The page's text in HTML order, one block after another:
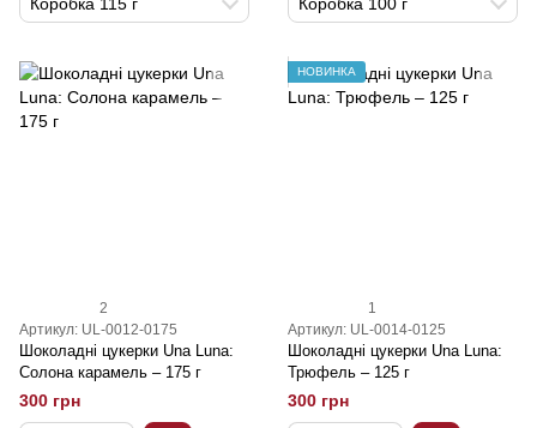
2
Артикул: UL-0012-0175
Шоколадні цукерки Una Luna:
Солона карамель – 175 г
300 грн
НОВИНКА
1
Артикул: UL-0014-0125
Шоколадні цукерки Una Luna:
Трюфель – 125 г
300 грн